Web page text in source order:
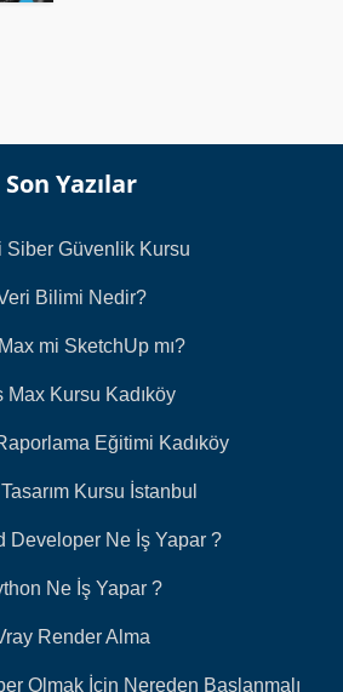
Son Yazılar
Siber Güvenlik Kursu
Bilimi Nedir?
mi SketchUp mı?
Max Kursu Kadıköy
Eğitimi Kadıköy
Kursu İstanbul
Developer Ne İş Yapar ?
Ne İş Yapar ?
Render Alma
Olmak İçin Nereden Başlanmalı